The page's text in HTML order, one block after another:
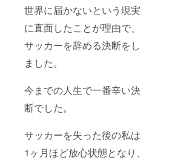
世界に届かないという現実
に直面したことが理由で、
サッカーを辞める決断をし
ました。
今までの人生で一番辛い決
断でした。
サッカーを失った後の私は
1ヶ月ほど放心状態となり、